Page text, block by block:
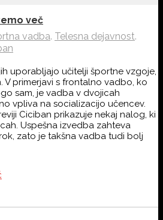
več
vadba Telesna dejavnost
uporabljajo učitelji športne vzgoje,
V primerjavi s frontalno vadbo, ko
sam, je vadba v dvojicah
vpliva na socializacijo učencev.
Ciciban prikazuje nekaj nalog, ki
Uspešna izvedba zahteva
zato je takšna vadba tudi bolj